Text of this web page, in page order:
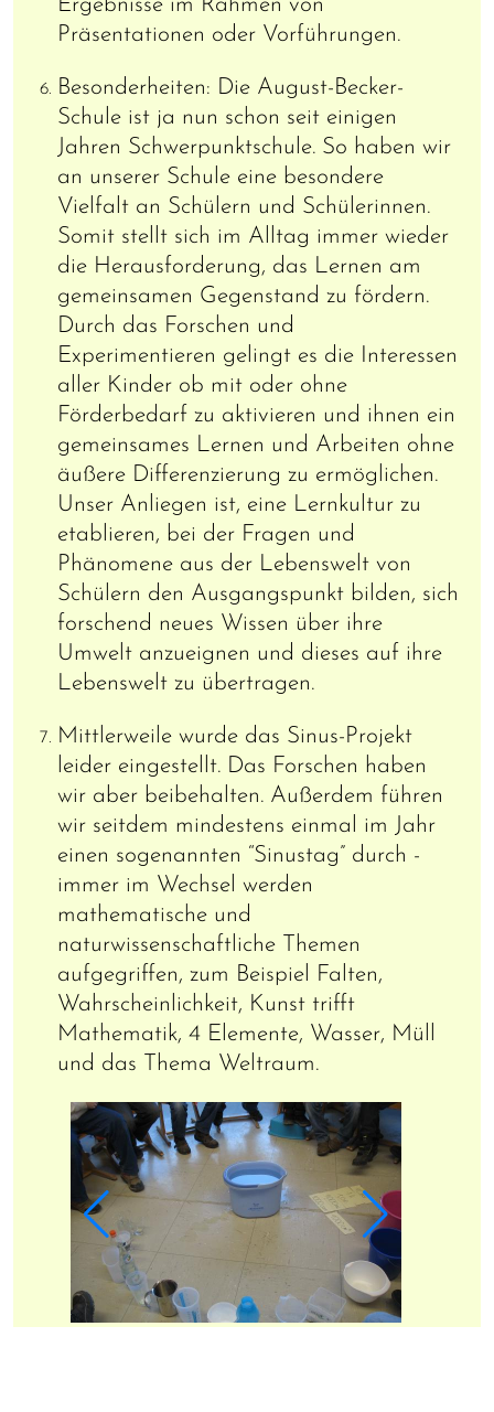
Ergebnisse im Rahmen von
Präsentationen oder Vorführungen.
Besonderheiten: Die August-Becker-
Schule ist ja nun schon seit einigen
Jahren Schwerpunktschule. So haben wir
an unserer Schule eine besondere
Vielfalt an Schülern und Schülerinnen.
Somit stellt sich im Alltag immer wieder
die Herausforderung, das Lernen am
gemeinsamen Gegenstand zu fördern.
Durch das Forschen und
Experimentieren gelingt es die Interessen
aller Kinder ob mit oder ohne
Förderbedarf zu aktivieren und ihnen ein
gemeinsames Lernen und Arbeiten ohne
äußere Differenzierung zu ermöglichen.
Unser Anliegen ist, eine Lernkultur zu
etablieren, bei der Fragen und
Phänomene aus der Lebenswelt von
Schülern den Ausgangspunkt bilden, sich
forschend neues Wissen über ihre
Umwelt anzueignen und dieses auf ihre
Lebenswelt zu übertragen.
Mittlerweile wurde das Sinus-Projekt
leider eingestellt. Das Forschen haben
wir aber beibehalten. Außerdem führen
wir seitdem mindestens einmal im Jahr
einen sogenannten “Sinustag” durch -
immer im Wechsel werden
mathematische und
naturwissenschaftliche Themen
aufgegriffen, zum Beispiel Falten,
Wahrscheinlichkeit, Kunst trifft
Mathematik, 4 Elemente, Wasser, Müll
und das Thema Weltraum.